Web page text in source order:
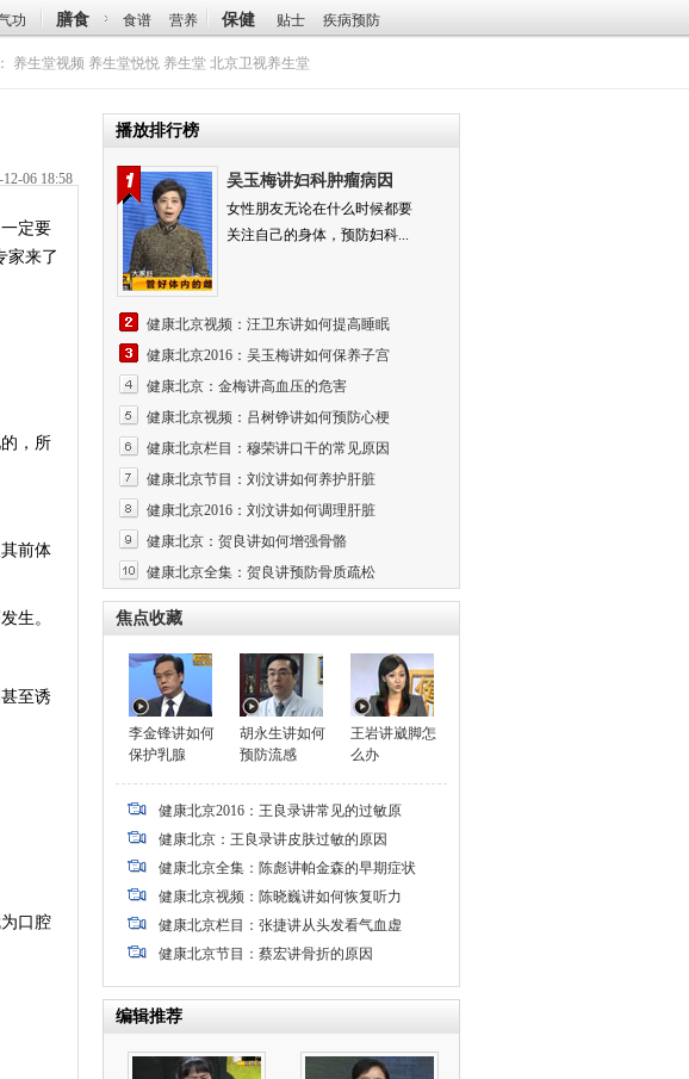
功 膳食 食谱 营养 保健 贴士 疾病预防
养生堂视频 养生堂悦悦 养生堂 北京卫视养生堂
06 18:58
定要
家来了
，所
前体
生。
至诱
口腔
播放排行榜
吴玉梅讲妇科肿瘤病因
女性朋友无论在什么时候都要
关注自己的身体，预防妇科...
健康北京视频：汪卫东讲如何提高睡眠
健康北京2016：吴玉梅讲如何保养子宫
健康北京：金梅讲高血压的危害
健康北京视频：吕树铮讲如何预防心梗
健康北京栏目：穆荣讲口干的常见原因
健康北京节目：刘汶讲如何养护肝脏
健康北京2016：刘汶讲如何调理肝脏
健康北京：贺良讲如何增强骨骼
健康北京全集：贺良讲预防骨质疏松
焦点收藏
李金锋讲如何
保护乳腺
胡永生讲如何
预防流感
王岩讲崴脚怎
么办
健康北京2016：王良录讲常见的过敏原
健康北京：王良录讲皮肤过敏的原因
健康北京全集：陈彪讲帕金森的早期症状
健康北京视频：陈晓巍讲如何恢复听力
健康北京栏目：张捷讲从头发看气血虚
健康北京节目：蔡宏讲骨折的原因
编辑推荐